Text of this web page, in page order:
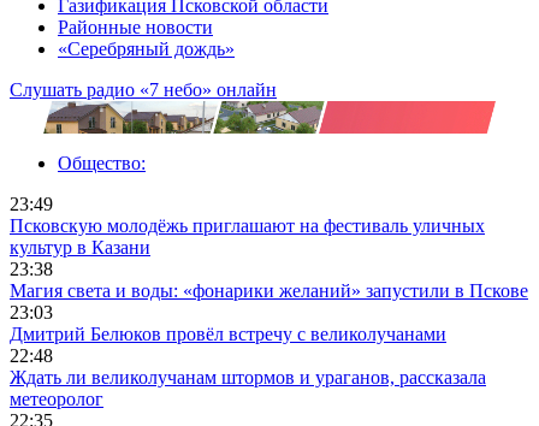
Газификация Псковской области
Районные новости
«Серебряный дождь»
Слушать радио «7 небо» онлайн
Общество:
23:49
Псковскую молодёжь приглашают на фестиваль уличных
культур в Казани
23:38
Магия света и воды: «фонарики желаний» запустили в Пскове
23:03
Дмитрий Белюков провёл встречу с великолучанами
22:48
Ждать ли великолучанам штормов и ураганов, рассказала
метеоролог
22:35